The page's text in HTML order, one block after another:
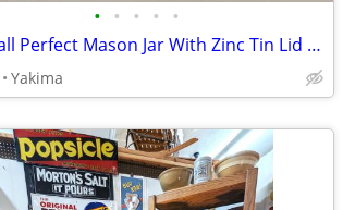
• • • • •
Blue Ball Perfect Mason Jar With Zinc Tin Lid 1923-1933
Yakima